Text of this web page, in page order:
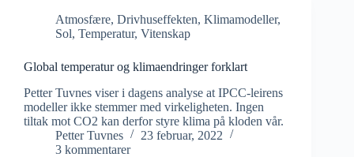
Atmosfære, Drivhuseffekten, Klimamodeller,
Sol, Temperatur, Vitenskap
Global temperatur og klimaendringer forklart
Petter Tuvnes viser i dagens analyse at IPCC-leirens
modeller ikke stemmer med virkeligheten. Ingen
tiltak mot CO2 kan derfor styre klima på kloden vår.
Petter Tuvnes
23 februar, 2022
3 kommentarer